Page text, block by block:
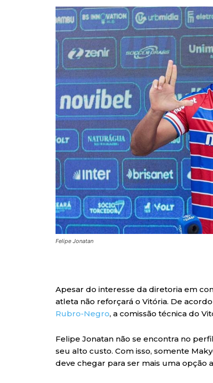
Felipe Jonatan
Apesar do interesse da diretoria em
atleta não reforçará o Vitória. De
Rubro-Negro, a comissão técnica do
Felipe Jonatan não se encontra no
seu alto custo. Com isso, somente
deve chegar para ser mais uma opção